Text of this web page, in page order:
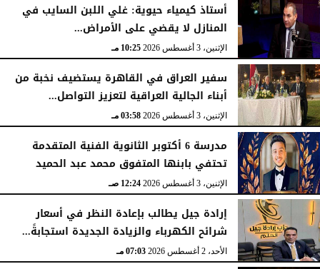
أستاذ كيمياء حيوية: غلي اللبن السايب في
المنازل لا يقضي على الأمراض...
الإثنين، 3 أغسطس 2026 10:25 مـ
سفير العراق في القاهرة يستضيف نخبة من
أبناء الجالية العراقية لتعزيز التواصل...
الإثنين، 3 أغسطس 2026 03:58 مـ
مدرسة 6 أكتوبر الثانوية الفنية المتقدمة
تحتفي بابنها المتفوق محمد عبد الحميد
الإثنين، 3 أغسطس 2026 12:24 صـ
إرادة جيل يطالب بإعادة النظر في أسعار
شرائح الكهرباء والزيادة الجديدة استجابةً...
الأحد، 2 أغسطس 2026 07:03 مـ